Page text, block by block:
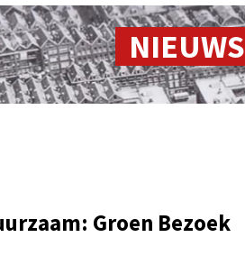
NIEUWS
Groen Bezoek